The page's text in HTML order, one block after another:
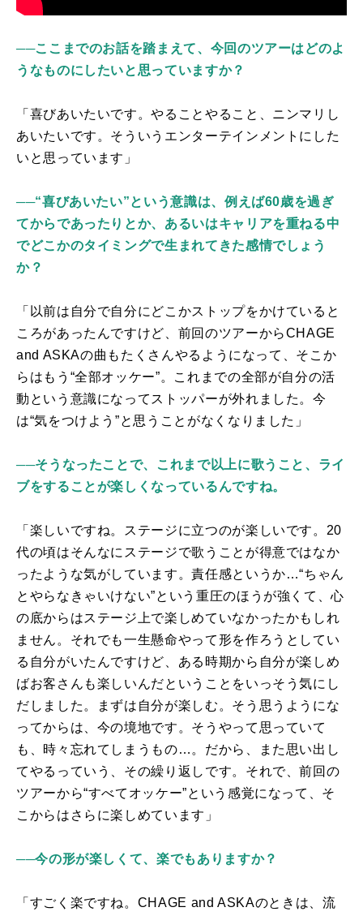
──ここまでのお話を踏まえて、今回のツアーはどのよ
うなものにしたいと思っていますか？
「喜びあいたいです。やることやること、ニンマリし
あいたいです。そういうエンターテインメントにした
いと思っています」
──“喜びあいたい”という意識は、例えば60歳を過ぎ
てからであったりとか、あるいはキャリアを重ねる中
でどこかのタイミングで生まれてきた感情でしょう
か？
「以前は自分で自分にどこかストップをかけていると
ころがあったんですけど、前回のツアーからCHAGE
and ASKAの曲もたくさんやるようになって、そこか
らはもう“全部オッケー”。これまでの全部が自分の活
動という意識になってストッパーが外れました。今
は“気をつけよう”と思うことがなくなりました」
──そうなったことで、これまで以上に歌うこと、ライ
ブをすることが楽しくなっているんですね。
「楽しいですね。ステージに立つのが楽しいです。20
代の頃はそんなにステージで歌うことが得意ではなか
ったような気がしています。責任感というか…“ちゃん
とやらなきゃいけない”という重圧のほうが強くて、心
の底からはステージ上で楽しめていなかったかもしれ
ません。それでも一生懸命やって形を作ろうとしてい
る自分がいたんですけど、ある時期から自分が楽しめ
ばお客さんも楽しいんだということをいっそう気にし
だしました。まずは自分が楽しむ。そう思うようにな
ってからは、今の境地です。そうやって思っていて
も、時々忘れてしまうもの…。だから、また思い出し
てやるっていう、その繰り返しです。それで、前回の
ツアーから“すべてオッケー”という感覚になって、そ
こからはさらに楽しめています」
──今の形が楽しくて、楽でもありますか？
「すごく楽ですね。CHAGE and ASKAのときは、流